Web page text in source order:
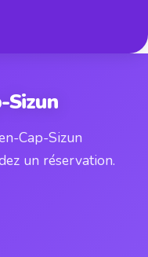
Sizun
Cap-Sizun
un réservation.